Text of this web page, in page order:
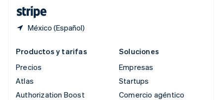
México (Español)
Productos y tarifas
Precios
Atlas
Authorization Boost
Soluciones
Empresas
Startups
Comercio agéntico